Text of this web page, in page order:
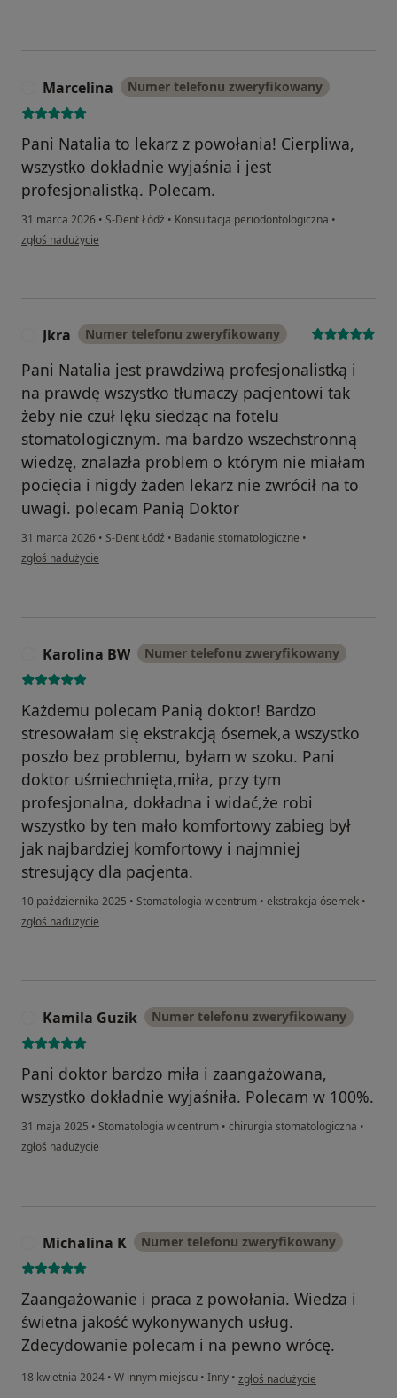
Marcelina Numer telefonu zweryfikowany
Pani Natalia to lekarz z powołania! Cierpliwa,
wszystko dokładnie wyjaśnia i jest
profesjonalistką. Polecam.
31 marca 2026 • S-Dent Łódź • Konsultacja periodontologiczna •
w opinii użytkownika Marcelina
zgłoś nadużycie
Jkra Numer telefonu zweryfikowany
Pani Natalia jest prawdziwą profesjonalistką i
na prawdę wszystko tłumaczy pacjentowi tak
żeby nie czuł lęku siedząc na fotelu
stomatologicznym. ma bardzo wszechstronną
wiedzę, znalazła problem o którym nie miałam
pocięcia i nigdy żaden lekarz nie zwrócił na to
uwagi. polecam Panią Doktor
31 marca 2026 • S-Dent Łódź • Badanie stomatologiczne •
w opinii użytkownika Jkra
zgłoś nadużycie
Karolina BW Numer telefonu zweryfikowany
Każdemu polecam Panią doktor! Bardzo
stresowałam się ekstrakcją ósemek,a wszystko
poszło bez problemu, byłam w szoku. Pani
doktor uśmiechnięta,miła, przy tym
profesjonalna, dokładna i widać,że robi
wszystko by ten mało komfortowy zabieg był
jak najbardziej komfortowy i najmniej
stresujący dla pacjenta.
10 października 2025 • Stomatologia w centrum • ekstrakcja ósemek •
w opinii użytkownika Karolina BW
zgłoś nadużycie
Kamila Guzik Numer telefonu zweryfikowany
Pani doktor bardzo miła i zaangażowana,
wszystko dokładnie wyjaśniła. Polecam w 100%.
31 maja 2025 • Stomatologia w centrum • chirurgia stomatologiczna •
w opinii użytkownika Kamila Guzik
zgłoś nadużycie
Michalina K Numer telefonu zweryfikowany
Zaangażowanie i praca z powołania. Wiedza i
świetna jakość wykonywanych usług.
Zdecydowanie polecam i na pewno wrócę.
18 kwietnia 2024 • W innym miejscu • Inny • w opinii użytkownika Michalina K
zgłoś nadużycie